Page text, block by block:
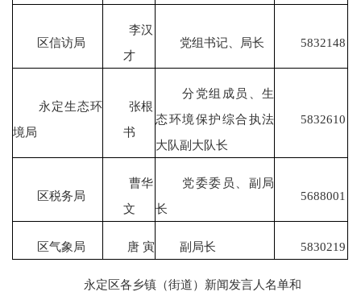
区信访局
李汉
才
党组书记、局长 5832148
永定生态环
境局
张根
书
分党组成员、生
态环境保护综合执法
大队副大队长
5832610
区税务局
曹华
文
党委委员、副局
长
5688001
区气象局 唐 寅 副局长 5830219
永定区各乡镇（街道）新闻发言人名单和